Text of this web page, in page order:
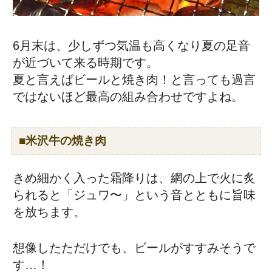
6月末は、少しずつ気温も高くなり夏の足音
が近づいて来る時期です。
夏と言えばビールと焼き肉！と言っても過言
ではないほど最高の組み合わせですよね。
■米沢牛の焼き肉
きめ細かく入った霜降りは、網の上で火に炙
られると「ジュワ〜」という音とともに旨味
を放ちます。
想像したただけでも、ビールがすすみそうで
す…！